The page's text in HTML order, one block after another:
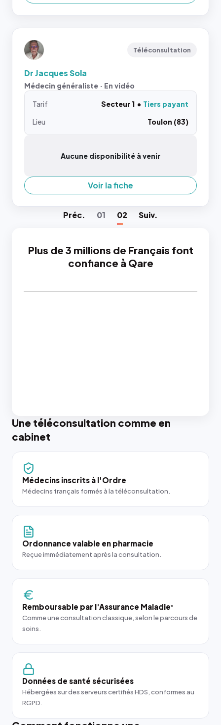
Téléconsultation
Dr Jacques Sola
Médecin généraliste · En vidéo
Tarif Secteur 1
Tiers payant
Lieu
Toulon (83)
Aucune disponibilité à venir
Voir la fiche
Préc. 01 02 Suiv.
Plus de 3 millions de Français font
confiance à Qare
Une téléconsultation comme en
cabinet
Médecins inscrits à l'Ordre
Médecins français formés à la téléconsultation.
Ordonnance valable en pharmacie
Reçue immédiatement après la consultation.
Remboursable par l'Assurance Maladie*
Comme une consultation classique, selon le parcours de
soins.
Données de santé sécurisées
Hébergées sur des serveurs certifiés HDS, conformes au
RGPD.